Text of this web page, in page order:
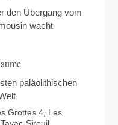
den Übergang vom
wacht
paläolithischen
Grottes 4 Les
Sireuil